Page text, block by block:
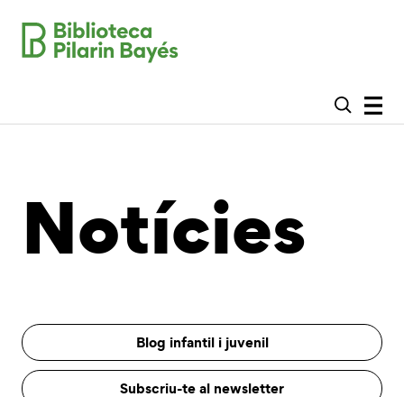
Notícies
Blog infantil i juvenil
Subscriu-te al newsletter